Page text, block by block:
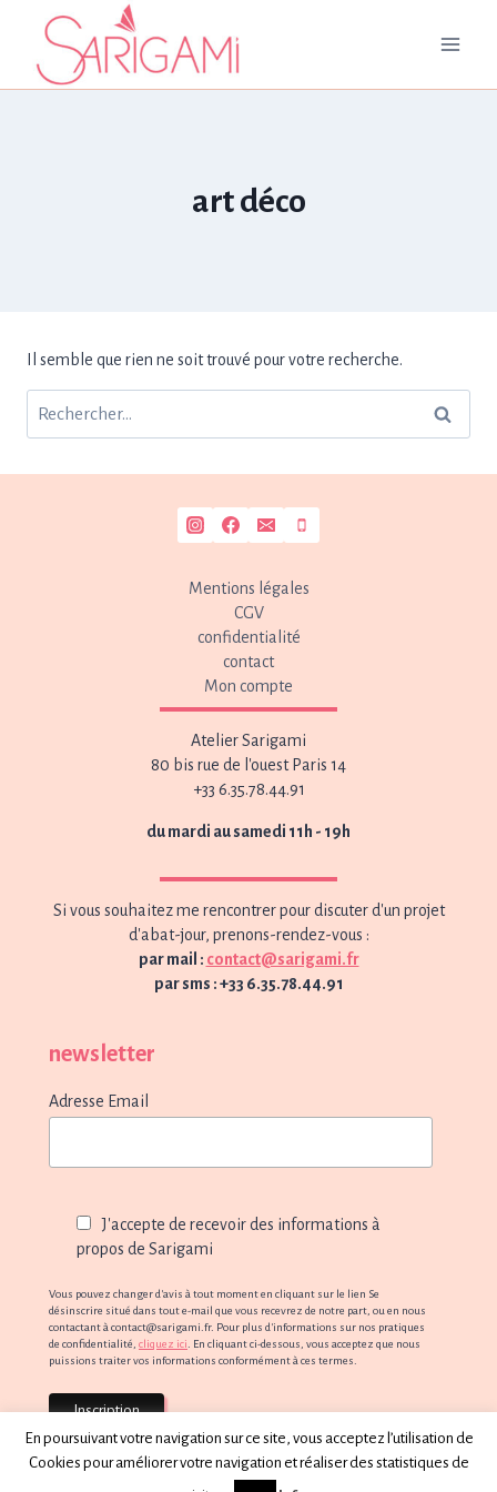
contenu
art déco
Il semble que rien ne soit trouvé pour votre recherche.
Mentions légales
CGV
confidentialité
contact
Mon compte
Atelier Sarigami
80 bis rue de l'ouest Paris 14
+33 6.35.78.44.91
du mardi au samedi 11h - 19h
Si vous souhaitez me rencontrer pour discuter d'un projet
d'abat-jour, prenons-rendez-vous :
par mail : contact@sarigami.fr
par sms : +33 6.35.78.44.91
newsletter
Adresse Email
J'accepte de recevoir des informations à
propos de Sarigami
Vous pouvez changer d'avis à tout moment en cliquant sur le lien Se
désinscrire situé dans tout e-mail que vous recevrez de notre part, ou en nous
contactant à contact@sarigami.fr. Pour plus d'informations sur nos pratiques
de confidentialité, cliquez ici. En cliquant ci-dessous, vous acceptez que nous
puissions traiter vos informations conformément à ces termes.
En poursuivant votre navigation sur ce site, vous acceptez l’utilisation de
Cookies pour améliorer votre navigation et réaliser des statistiques de